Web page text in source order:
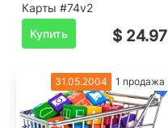
Карты #74v2
Купить
$ 24.97
31.05.2004 1 продажа